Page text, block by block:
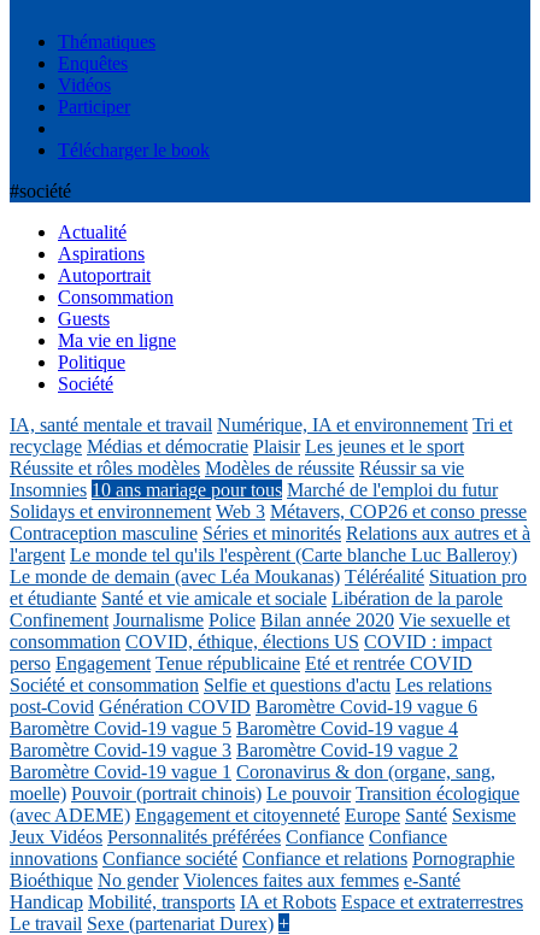
Thématiques
Enquêtes
Vidéos
Participer
Télécharger le book
#société
Actualité
Aspirations
Autoportrait
Consommation
Guests
Ma vie en ligne
Politique
Société
IA, santé mentale et travail Numérique, IA et environnement Tri et
recyclage Médias et démocratie Plaisir Les jeunes et le sport
Réussite et rôles modèles Modèles de réussite Réussir sa vie
Insomnies 10 ans mariage pour tous Marché de l'emploi du futur
Solidays et environnement Web 3 Métavers, COP26 et conso presse
Contraception masculine Séries et minorités Relations aux autres et à
l'argent Le monde tel qu'ils l'espèrent (Carte blanche Luc Balleroy)
Le monde de demain (avec Léa Moukanas) Téléréalité Situation pro
et étudiante Santé et vie amicale et sociale Libération de la parole
Confinement Journalisme Police Bilan année 2020 Vie sexuelle et
consommation COVID, éthique, élections US COVID : impact
perso Engagement Tenue républicaine Eté et rentrée COVID
Société et consommation Selfie et questions d'actu Les relations
post-Covid Génération COVID Baromètre Covid-19 vague 6
Baromètre Covid-19 vague 5 Baromètre Covid-19 vague 4
Baromètre Covid-19 vague 3 Baromètre Covid-19 vague 2
Baromètre Covid-19 vague 1 Coronavirus & don (organe, sang,
moelle) Pouvoir (portrait chinois) Le pouvoir Transition écologique
(avec ADEME) Engagement et citoyenneté Europe Santé Sexisme
Jeux Vidéos Personnalités préférées Confiance Confiance
innovations Confiance société Confiance et relations Pornographie
Bioéthique No gender Violences faites aux femmes e-Santé
Handicap Mobilité, transports IA et Robots Espace et extraterrestres
Le travail Sexe (partenariat Durex) +